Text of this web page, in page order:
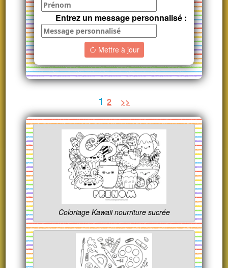
Entrez un message personnalisé :
Mettre à jour
1 2 >>
Coloriage Kawaii nourriture sucrée